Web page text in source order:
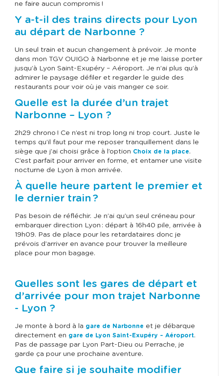
ne faire aucun compromis !
Y a-t-il des trains directs pour Lyon
au départ de Narbonne ?
Un seul train et aucun changement à prévoir. Je monte
dans mon TGV OUIGO à Narbonne et je me laisse porter
jusqu’à Lyon Saint-Exupéry – Aéroport. Je n’ai plus qu’à
admirer le paysage défiler et regarder le guide des
restaurants pour voir où je vais manger ce soir.
Quelle est la durée d’un trajet
Narbonne – Lyon ?
2h29 chrono ! Ce n’est ni trop long ni trop court. Juste le
temps qu’il faut pour me reposer tranquillement dans le
siège que j’ai choisi grâce à l’option Choix de la place.
C’est parfait pour arriver en forme, et entamer une visite
nocturne de Lyon à mon arrivée.
À quelle heure partent le premier et
le dernier train ?
Pas besoin de réfléchir. Je n’ai qu’un seul créneau pour
embarquer direction Lyon : départ à 16h40 pile, arrivée à
19h09. Pas de place pour les retardataires donc je
prévois d’arriver en avance pour trouver la meilleure
place pour mon bagage.
Quelles sont les gares de départ et
d’arrivée pour mon trajet Narbonne
- Lyon ?
Je monte à bord à la gare de Narbonne et je débarque
directement en gare de Lyon Saint-Exupéry – Aéroport.
Pas de passage par Lyon Part-Dieu ou Perrache, je
garde ça pour une prochaine aventure.
Que faire si je souhaite modifier